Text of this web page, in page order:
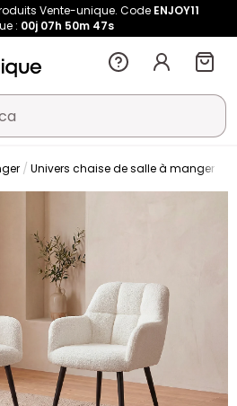
Vente-unique. Code ENJOY11
: 00j 07h 50m 47s
Univers chaise de salle à manger